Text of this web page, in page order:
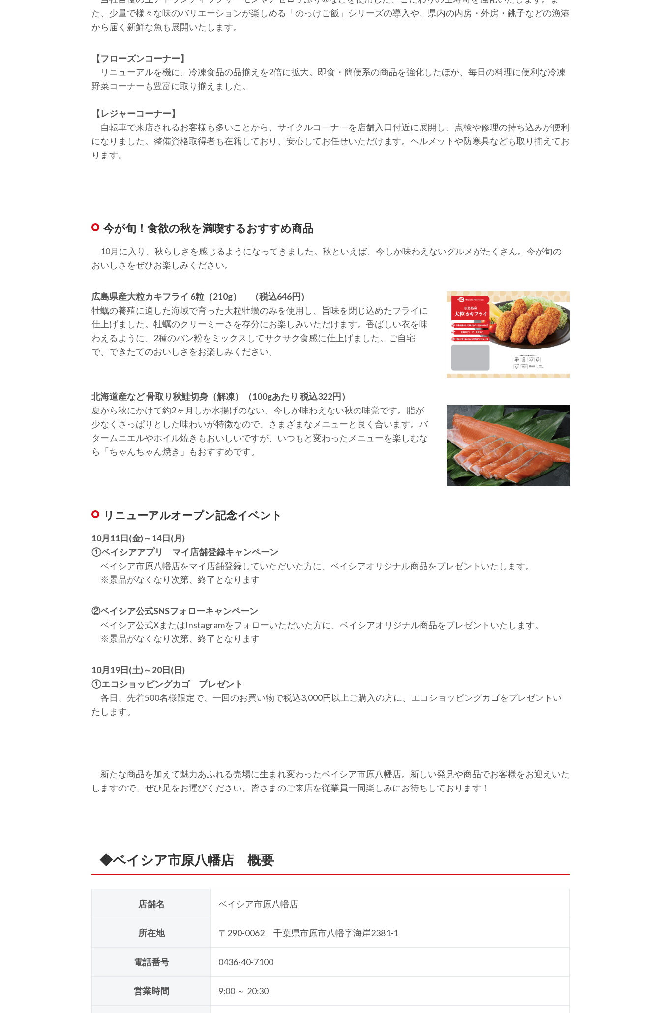
た、少量で様々な味のバリエーションが楽しめる「のっけご飯」シリーズの導入や、県内の内房・外房・銚子などの漁港
から届く新鮮な魚も展開いたします。
【フローズンコーナー】
リニューアルを機に、冷凍食品の品揃えを2倍に拡大。即食・簡便系の商品を強化したほか、毎日の料理に便利な冷凍
野菜コーナーも豊富に取り揃えました。
【レジャーコーナー】
自転車で来店されるお客様も多いことから、サイクルコーナーを店舗入口付近に展開し、点検や修理の持ち込みが便利
になりました。整備資格取得者も在籍しており、安心してお任せいただけます。ヘルメットや防寒具なども取り揃えてお
ります。
今が旬！食欲の秋を満喫するおすすめ商品
10月に入り、秋らしさを感じるようになってきました。秋といえば、今しか味わえないグルメがたくさん。今が旬の
おいしさをぜひお楽しみください。
広島県産大粒カキフライ 6粒（210g） （税込646円）
牡蠣の養殖に適した海域で育った大粒牡蠣のみを使用し、旨味を閉じ込めたフライに
仕上げました。牡蠣のクリーミーさを存分にお楽しみいただけます。香ばしい衣を味
わえるように、2種のパン粉をミックスしてサクサク食感に仕上げました。ご自宅
で、できたてのおいしさをお楽しみください。
北海道産など 骨取り秋鮭切身（解凍）（100gあたり 税込322円）
夏から秋にかけて約2ヶ月しか水揚げのない、今しか味わえない秋の味覚です。脂が
少なくさっぱりとした味わいが特徴なので、さまざまなメニューと良く合います。バ
タームニエルやホイル焼きもおいしいですが、いつもと変わったメニューを楽しむな
ら「ちゃんちゃん焼き」もおすすめです。
リニューアルオープン記念イベント
10月11日(金)～14日(月)
①ベイシアアプリ マイ店舗登録キャンペーン
ベイシア市原八幡店をマイ店舗登録していただいた方に、ベイシアオリジナル商品をプレゼントいたします。
※景品がなくなり次第、終了となります
②ベイシア公式SNSフォローキャンペーン
ベイシア公式XまたはInstagramをフォローいただいた方に、ベイシアオリジナル商品をプレゼントいたします。
※景品がなくなり次第、終了となります
10月19日(土)～20日(日)
①エコショッピングカゴ プレゼント
各日、先着500名様限定で、一回のお買い物で税込3,000円以上ご購入の方に、エコショッピングカゴをプレゼントい
たします。
新たな商品を加えて魅力あふれる売場に生まれ変わったベイシア市原八幡店。新しい発見や商品でお客様をお迎えいた
しますので、ぜひ足をお運びください。皆さまのご来店を従業員一同楽しみにお待ちしております！
◆ベイシア市原八幡店 概要
店舗名 ベイシア市原八幡店
所在地 〒290-0062 千葉県市原市八幡字海岸2381-1
電話番号 0436-40-7100
営業時間 9:00 ～ 20:30